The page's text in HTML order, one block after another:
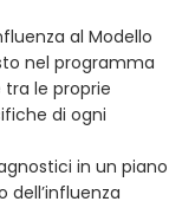
al Modello
nel programma
le proprie
di ogni
in un piano
dell’influenza